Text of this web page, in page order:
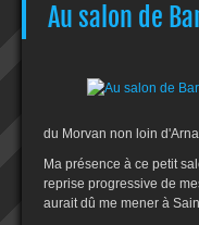
Au salon de
du Morvan non loin
Ma présence à ce petit
reprise progressive de
aurait dû me mener à